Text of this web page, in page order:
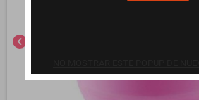
chevron_left